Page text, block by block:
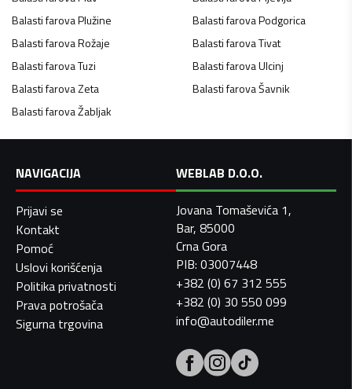
Balasti farovaPlužine Balasti farovaPodgorica
Balasti farovaRožaje Balasti farovaTivat
Balasti farovaTuzi Balasti farovaUlcinj
Balasti farovaZeta Balasti farovaŠavnik
Balasti farovaŽabljak
NAVIGACIJA
Prijavi se
Kontakt
Pomoć
Uslovi korišćenja
Politika privatnosti
Prava potrošača
Sigurna trgovina
WEBLAB D.O.O.
Jovana Tomaševića 1,
Bar, 85000
Crna Gora
PIB: 03007448
+382 (0) 67 312 555
+382 (0) 30 550 099
info@autodiler.me